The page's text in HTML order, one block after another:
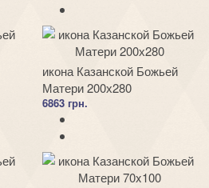
икона Казанской Божьей
Матери 200х280
6863 грн.